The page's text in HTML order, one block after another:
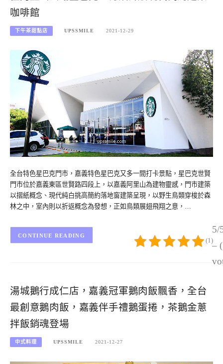
咖啡館
下午茶甜點店 UPSSMILE 2021-12-29
全台特色星巴克門市，嘉義特色星巴克又多一間打卡景點，星巴克世賢
門市位於嘉義東區世賢路四段上，以嘉義阿里山為建物靈感，門市建築
以摺紙概念、現代純白挑高簡約落地窗建築呈現，以野生鳥類穿梭於森
林之中，室內則以折返概念為發想，正如鳥類展翅飛翔之意，…
5/
–
(1)
CONTINUE READING
湯城鵝行成仁店，嘉義冠軍鵝肉飯飄香，全台
最創意鵝肉飯，嘉義伴手禮鵝蛋捲，茶鵝金蔥
拌飯銷魂登場
中式料理 UPSSMILE 2021-12-27